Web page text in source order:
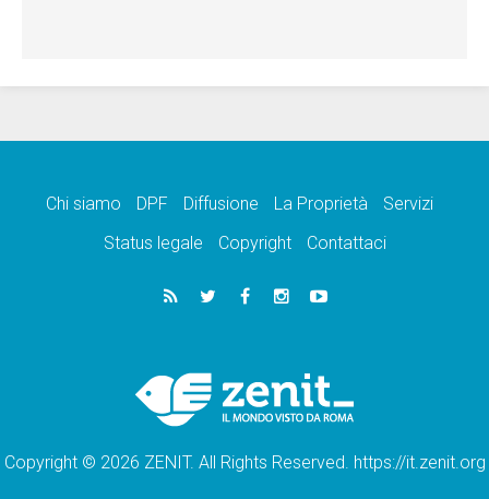
Chi siamo DPF Diffusione La Proprietà
Servizi
Status legale
Copyright Contattaci
Copyright © 2026 ZENIT. All Rights Reserved. https://it.zenit.org